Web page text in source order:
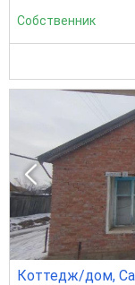
Собственник
Коттедж/дом,